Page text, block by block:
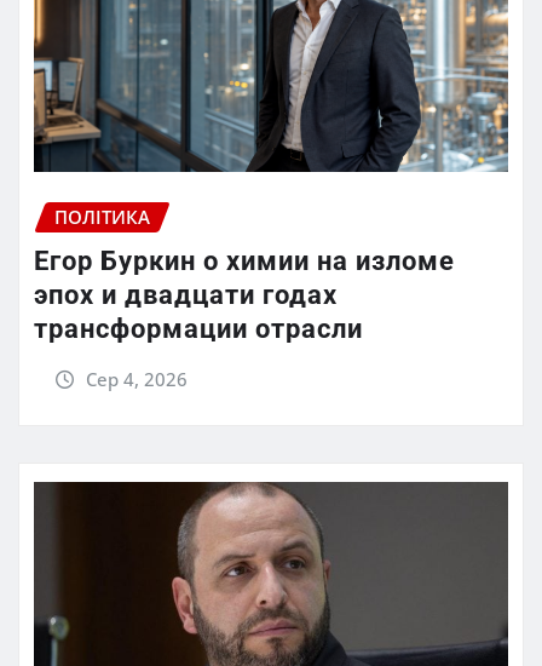
ПОЛІТИКА
Егор Буркин о химии на изломе
эпох и двадцати годах
трансформации отрасли
Сер 4, 2026